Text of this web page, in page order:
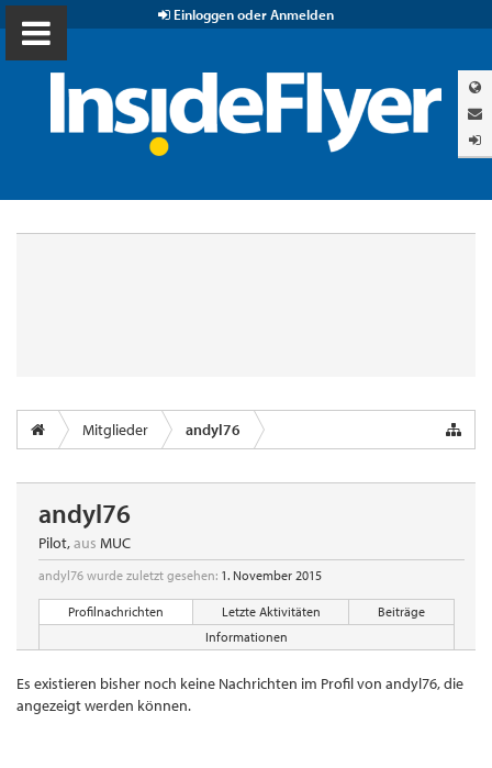
Einloggen oder Anmelden
Mitglieder andyl76
andyl76
Pilot,aus MUC
andyl76 wurde zuletzt gesehen: 1. November 2015
Profilnachrichten Letzte Aktivitäten
Beiträge
Informationen
Es existieren bisher noch keine Nachrichten im Profil von andyl76, die
angezeigt werden können.